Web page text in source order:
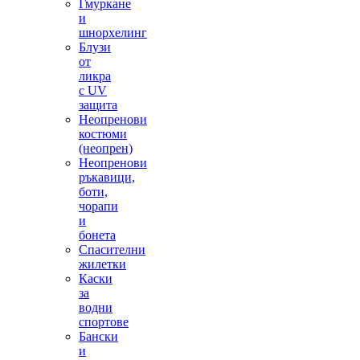
Гмуркане
и
шнорхелинг
Блузи
от
ликра
с UV
защита
Неопренови
костюми
(неопрен)
Неопренови
ръкавици,
боти,
чорапи
и
бонета
Спасителни
жилетки
Каски
за
водни
спортове
Бански
и